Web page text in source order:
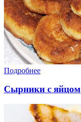
Подробнее
Сырники с яйцом